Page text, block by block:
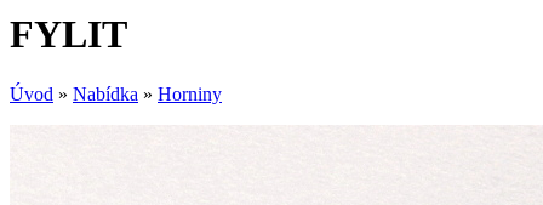
FYLIT
Úvod » Nabídka » Horniny